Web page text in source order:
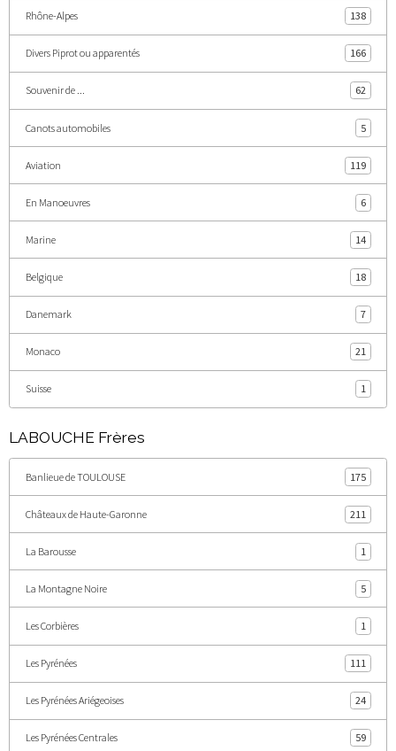
Rhône-Alpes 138
Divers Piprot ou apparentés 166
Souvenir de ... 62
Canots automobiles 5
Aviation 119
En Manoeuvres 6
Marine 14
Belgique 18
Danemark 7
Monaco 21
Suisse 1
LABOUCHE Frères
Banlieue de TOULOUSE 175
Châteaux de Haute-Garonne 211
La Barousse 1
La Montagne Noire 5
Les Corbières 1
Les Pyrénées 111
Les Pyrénées Ariégeoises 24
Les Pyrénées Centrales 59